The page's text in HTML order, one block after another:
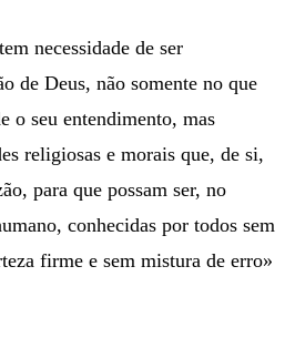
necessidade de ser
de Deus, não somente no que
o seu entendimento, mas
religiosas e morais que, de si,
para que possam ser, no
conhecidas por todos sem
firme e sem mistura de erro»